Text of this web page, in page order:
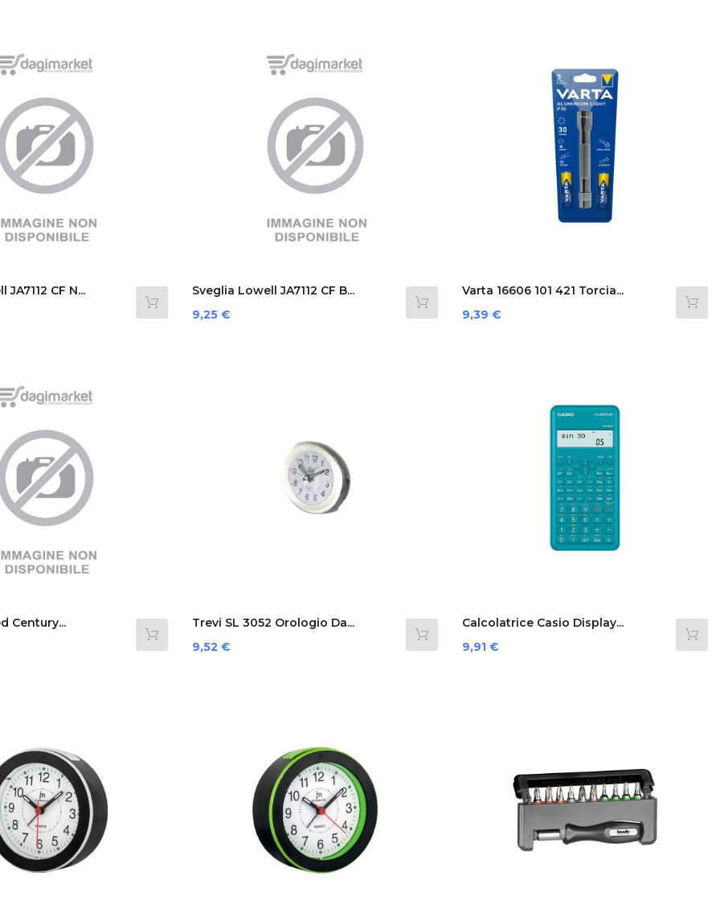
CF N...
Sveglia Lowell JA7112 CF B...
Prezzo
9,25 €
Varta 16606 101 421 Torcia...
Prezzo
9,39 €
Century...
Trevi SL 3052 Orologio Da...
Prezzo
9,52 €
Calcolatrice Casio Display...
Prezzo
9,91 €